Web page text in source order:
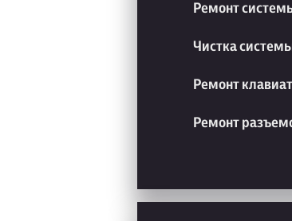
Ремонт
Чистка
Ремонт
Ремонт